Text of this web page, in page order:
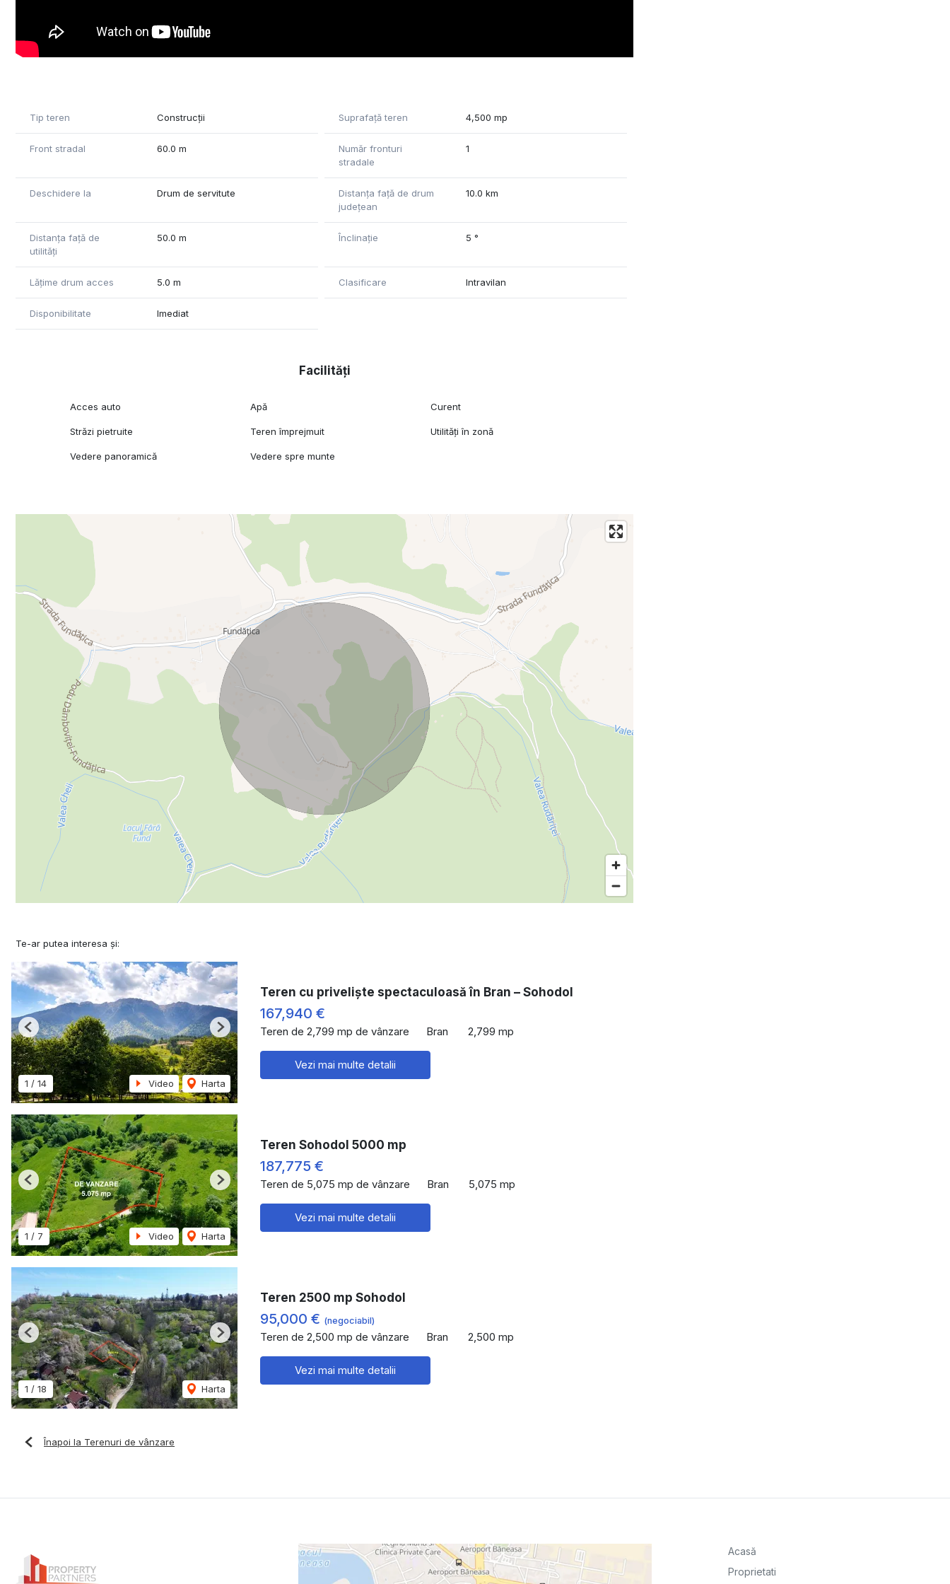
Tip teren Construcții Suprafață teren 4,500 mp
Front stradal 60.0 m
Număr fronturi
stradale
1
Deschidere la Drum de servitute
Distanța față de drum
județean
10.0 km
Distanța față de
utilități
50.0 m Înclinație 5 °
Lățime drum acces 5.0 m Clasificare Intravilan
Disponibilitate Imediat
Facilități
Acces auto Apă Curent
Străzi pietruite Teren împrejmuit Utilități în zonă
Vedere panoramică Vedere spre munte
Te-ar putea interesa și:
1 / 14 Video Harta
Previous Next
Teren cu priveliște spectaculoasă în Bran – Sohodol
167,940 €
Teren de 2,799 mp de vânzare Bran 2,799 mp
Vezi mai multe detalii
1 / 7 Video Harta
Previous Next
Teren Sohodol 5000 mp
187,775 €
Teren de 5,075 mp de vânzare Bran 5,075 mp
Vezi mai multe detalii
1 / 18 Harta
Previous Next
Teren 2500 mp Sohodol
95,000 € (negociabil)
Teren de 2,500 mp de vânzare Bran 2,500 mp
Vezi mai multe detalii
Înapoi la Terenuri de vânzare
Acasă
Proprietati